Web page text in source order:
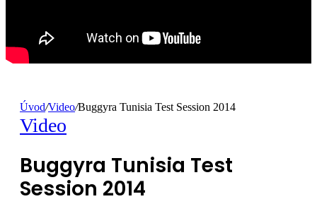
Úvod/Video/Buggyra Tunisia Test Session 2014
Video
Buggyra Tunisia Test
Session 2014